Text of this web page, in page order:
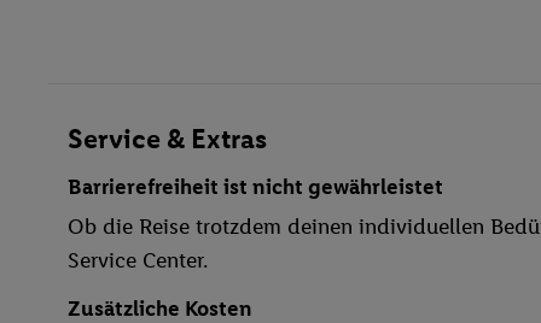
Waschgelegenheit
Aufzug
Außenpool(s)
Pool- / Snackbar
Sonnenschirme
Service & Extras
Barrierefreiheit ist nicht gewährleistet
Ob die Reise trotzdem deinen individuellen
Service Center.
Zusätzliche Kosten